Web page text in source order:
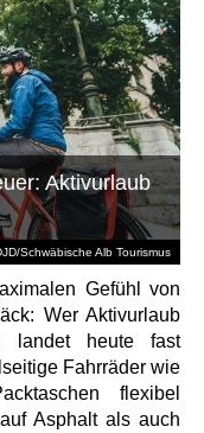
Schwäbische Alb Tourismus
Aktivurlaub
Gefühl von
Wer Aktivurlaub
landet heute fast
Fahrräder wie
flexibel
Asphalt als auch